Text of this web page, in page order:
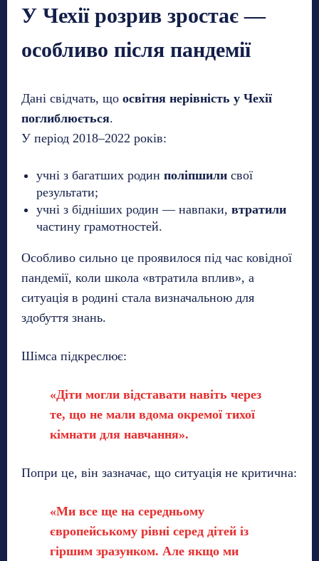
У Чехії розрив зростає —
особливо після пандемії
Дані свідчать, що освітня нерівність у Чехії
поглиблюється.
У період 2018–2022 років:
учні з багатших родин поліпшили свої
результати;
учні з бідніших родин — навпаки, втратили
частину грамотностей.
Особливо сильно це проявилося під час ковідної
пандемії, коли школа «втратила вплив», а
ситуація в родині стала визначальною для
здобуття знань.
Шімса підкреслює:
«Діти могли відставати навіть через
те, що не мали вдома окремої тихої
кімнати для навчання».
Попри це, він зазначає, що ситуація не критична:
«Ми все ще на середньому
європейському рівні серед дітей із
гіршим зразунком. Але якщо ми